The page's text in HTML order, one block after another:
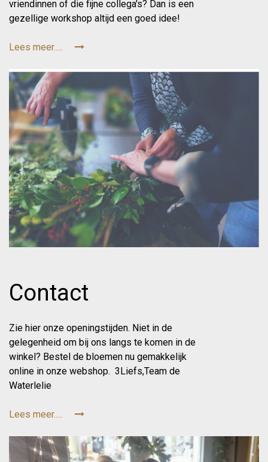
vriendinnen of die fijne collega's? Dan is een
gezellige workshop altijd een goed idee!
Lees meer.....
Contact
Zie hier onze openingstijden. Niet in de
gelegenheid om bij ons langs te komen in de
winkel? Bestel de bloemen nu gemakkelijk
online in onze webshop. 3Liefs,Team de
Waterlelie
Lees meer.....